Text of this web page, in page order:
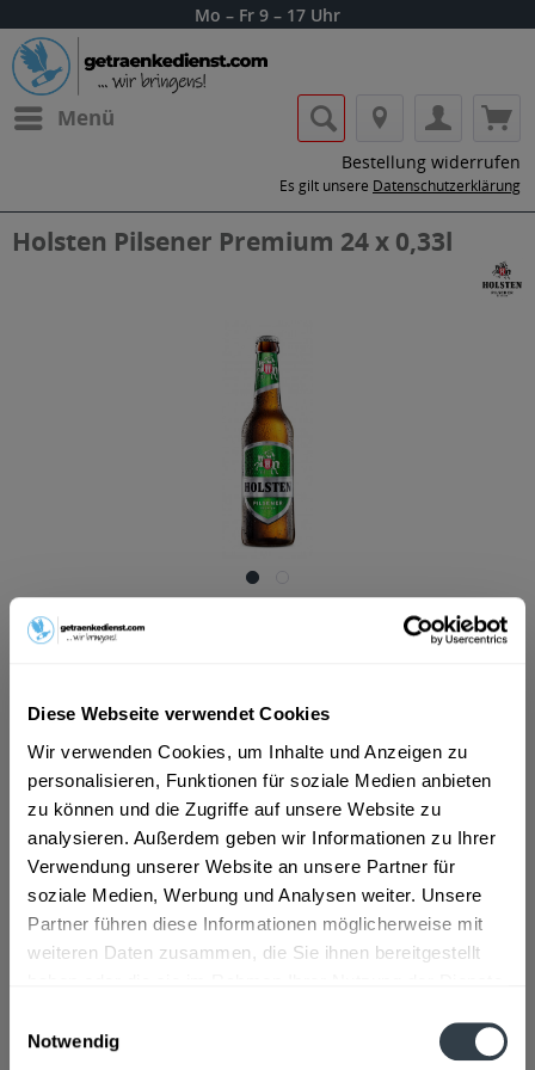
Diese Webseite verwendet Cookies
Wir verwenden Cookies, um Inhalte und Anzeigen zu
personalisieren, Funktionen für soziale Medien anbieten
zu können und die Zugriffe auf unsere Website zu
analysieren. Außerdem geben wir Informationen zu Ihrer
Verwendung unserer Website an unsere Partner für
soziale Medien, Werbung und Analysen weiter. Unsere
Partner führen diese Informationen möglicherweise mit
weiteren Daten zusammen, die Sie ihnen bereitgestellt
Notwendig
Mo – Fr 9 – 17 Uhr
Menü
Bestellung widerrufen
Es gilt unsere Datenschutzerklärung
Holsten Pilsener Premium 24 x 0,33l
20,09 € *
Inhalt:
Vorrätig
MEHRWEG
+3,42 € Pfand
In denWarenkorb
Hinzugefügt
Artikel-Nr.: 27614
Beschreibung
Zutaten und Allergene